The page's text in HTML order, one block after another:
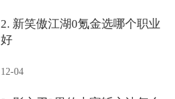
2. 新笑傲江湖0氪金选哪个职业
好
12-04